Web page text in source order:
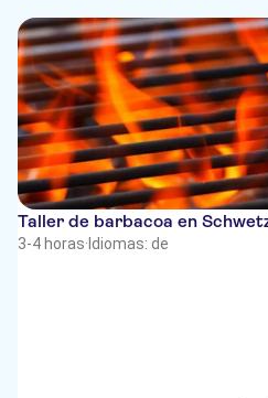
Taller de barbacoa en
3-4 horas· Idiomas: de